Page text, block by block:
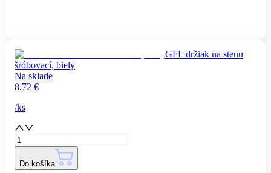
GFL držiak na stenu
šróbovací, biely
Na sklade
8.72 €
/ks
Do košíka